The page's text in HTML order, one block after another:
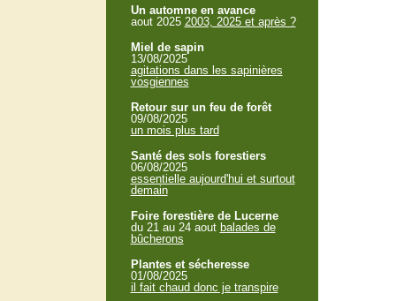
Un automne en avance
aout 2025 2003, 2025 et après ?
Miel de sapin
13/08/2025
agitations dans les sapinières
vosgiennes
Retour sur un feu de forêt
09/08/2025
un mois plus tard
Santé des sols forestiers
06/08/2025
essentielle aujourd'hui et surtout
demain
Foire forestière de Lucerne
du 21 au 24 aout balades de
bûcherons
Plantes et sécheresse
01/08/2025
il fait chaud donc je transpire